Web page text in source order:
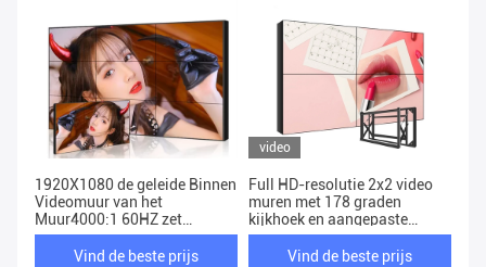
1920X1080 de geleide Binnen
Videomuur van het
Muur4000:1 60HZ zet
Volledige Kleur op
Vind de beste prijs
video
Full HD-resolutie 2x2 video
muren met 178 graden
kijkhoek en aangepaste
service
Vind de beste prijs